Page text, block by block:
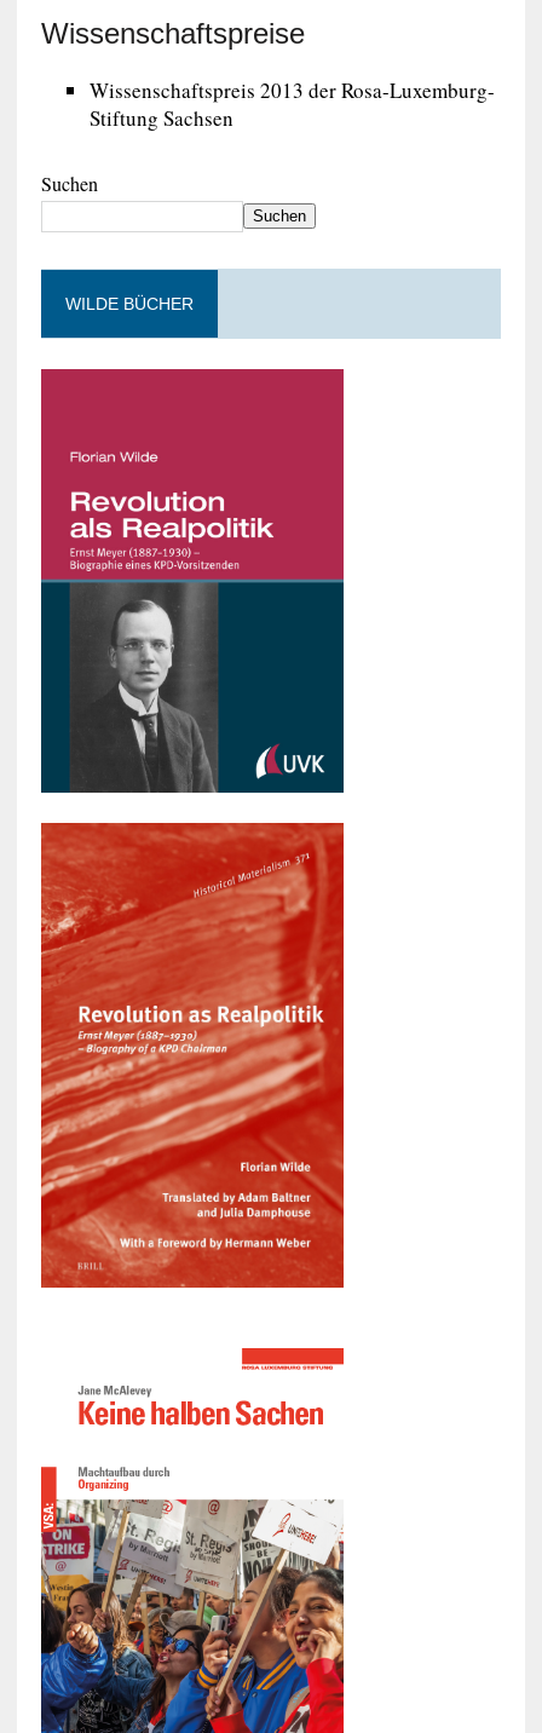
Wissenschaftspreise
Wissenschaftspreis 2013 der Rosa-Luxemburg-
Stiftung Sachsen
Suchen
Suchen
WILDE BÜCHER